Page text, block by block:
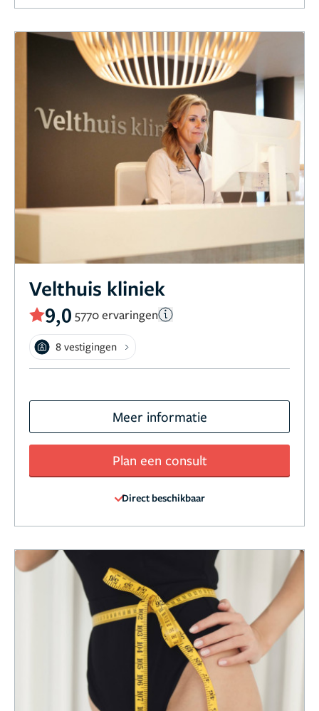
Velthuis kliniek
9,0 5770 ervaringen
8 vestigingen
Meer informatie
Plan een consult
Direct beschikbaar